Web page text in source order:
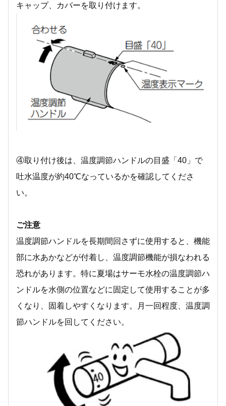
キャップ、カバーを取り付けます。
④取り付け後は、温度調節ハンドルの目盛「40」で
吐水温度が約40℃なっているかを確認してくださ
い。
ご注意
温度調節ハンドルを長期間回さずに使用すると、機能
部に水あかなどが付着し、温度調節機能が損なわれる
恐れがあります。特に夏場はサーモ水栓の温度調節ハ
ンドルを水側の位置などに固定して使用することが多
くなり、固着しやすくなります。月一回程度、温度調
節ハンドルを回してください。